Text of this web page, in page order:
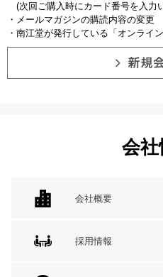
(次回ご購入時にカード番号を入力
・メールマガジンの購読内容の変更
・南江堂が発行している「オンライ
会社
会社概要
採用情報